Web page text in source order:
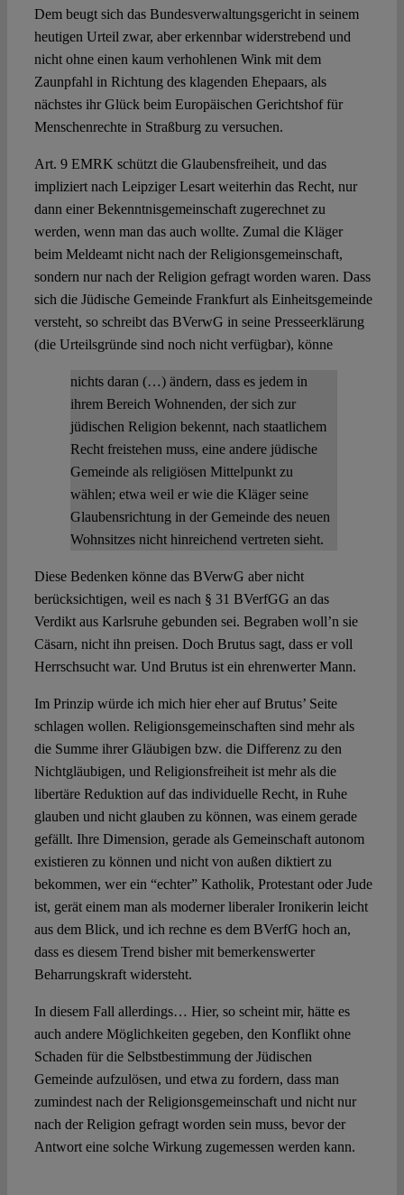
Dem beugt sich das Bundesverwaltungsgericht in seinem
heutigen Urteil zwar, aber erkennbar widerstrebend und
nicht ohne einen kaum verhohlenen Wink mit dem
Zaunpfahl in Richtung des klagenden Ehepaars, als
nächstes ihr Glück beim Europäischen Gerichtshof für
Menschenrechte in Straßburg zu versuchen.
Art. 9 EMRK schützt die Glaubensfreiheit, und das
impliziert nach Leipziger Lesart weiterhin das Recht, nur
dann einer Bekenntnisgemeinschaft zugerechnet zu
werden, wenn man das auch wollte. Zumal die Kläger
beim Meldeamt nicht nach der Religionsgemeinschaft,
sondern nur nach der Religion gefragt worden waren. Dass
sich die Jüdische Gemeinde Frankfurt als Einheitsgemeinde
versteht, so schreibt das BVerwG in seine Presseerklärung
(die Urteilsgründe sind noch nicht verfügbar), könne
nichts daran (…) ändern, dass es jedem in
ihrem Bereich Wohnenden, der sich zur
jüdischen Religion bekennt, nach staatlichem
Recht freistehen muss, eine andere jüdische
Gemeinde als religiösen Mittelpunkt zu
wählen; etwa weil er wie die Kläger seine
Glaubensrichtung in der Gemeinde des neuen
Wohnsitzes nicht hinreichend vertreten sieht.
Diese Bedenken könne das BVerwG aber nicht
berücksichtigen, weil es nach § 31 BVerfGG an das
Verdikt aus Karlsruhe gebunden sei. Begraben woll’n sie
Cäsarn, nicht ihn preisen. Doch Brutus sagt, dass er voll
Herrschsucht war. Und Brutus ist ein ehrenwerter Mann.
Im Prinzip würde ich mich hier eher auf Brutus’ Seite
schlagen wollen. Religionsgemeinschaften sind mehr als
die Summe ihrer Gläubigen bzw. die Differenz zu den
Nichtgläubigen, und Religionsfreiheit ist mehr als die
libertäre Reduktion auf das individuelle Recht, in Ruhe
glauben und nicht glauben zu können, was einem gerade
gefällt. Ihre Dimension, gerade als Gemeinschaft autonom
existieren zu können und nicht von außen diktiert zu
bekommen, wer ein “echter” Katholik, Protestant oder Jude
ist, gerät einem man als moderner liberaler Ironikerin leicht
aus dem Blick, und ich rechne es dem BVerfG hoch an,
dass es diesem Trend bisher mit bemerkenswerter
Beharrungskraft widersteht.
In diesem Fall allerdings… Hier, so scheint mir, hätte es
auch andere Möglichkeiten gegeben, den Konflikt ohne
Schaden für die Selbstbestimmung der Jüdischen
Gemeinde aufzulösen, und etwa zu fordern, dass man
zumindest nach der Religionsgemeinschaft und nicht nur
nach der Religion gefragt worden sein muss, bevor der
Antwort eine solche Wirkung zugemessen werden kann.